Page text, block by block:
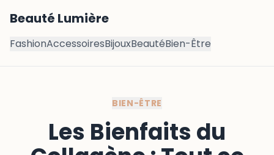
Beauté Lumière
FashionAccessoiresBijouxBeautéBien-Être
BIEN-ÊTRE
Les Bienfaits du